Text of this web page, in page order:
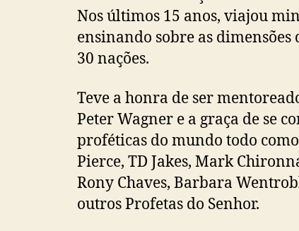
Nos últimos 15 anos, viajou
ensinando sobre as
30 nações.
Teve a honra de ser
Peter Wagner e a graça de se
proféticas do mundo todo
Pierce, TD Jakes, Mark
Rony Chaves, Barbara
outros Profetas do Senhor.